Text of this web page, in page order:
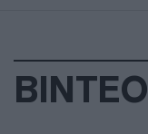
ΒΙΝΤΕΟ